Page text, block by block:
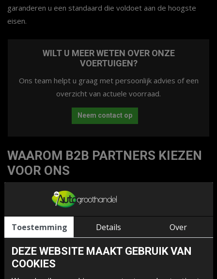
garanderen u een standaard die voldoet aan de hoogste
eisen.
WILT U MEER WETEN OVER ONZE
VOERTUIGEN?
Ons team helpt u graag met persoonlijk advies of een
overzicht van actuele voorraad.
Neem contact op
WAAROM B2B PARTNERS KIEZEN
VOOR ONS
De Autogroothandel is al jarenlang dé
lange staat van dienst in de auto-industrie heeft
geresulteerd in sterke en betrouwbare partnerschappen.
Wij werken samen met gerenommeerde autofabrikanten en
leveranciers om ervoor te zorgen dat u toegang heeft tot
de nieuwste modellen en technologieën.
Toestemming Details Over
DEZE WEBSITE MAAKT GEBRUIK VAN
COOKIES